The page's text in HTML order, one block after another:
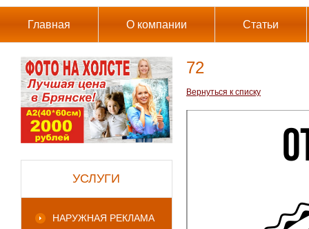
Главная О компании Статьи
УСЛУГИ
НАРУЖНАЯ РЕКЛАМА
72
Вернуться к списку